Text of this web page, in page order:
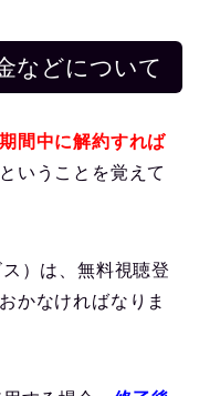
などについて
間中に解約すれば
ということを覚えて
）は、無料視聴登
かなければなりま